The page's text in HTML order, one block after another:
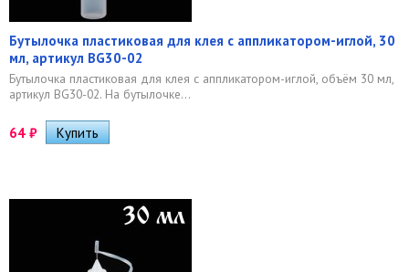
Бутылочка пластиковая для клея с аппликатором-иглой, 30
мл, артикул BG30-02
Бутылочка пластиковая для клея с аппликатором-иглой, объём 30 мл,
артикул BG30-02. На бутылочке...
64 ₽